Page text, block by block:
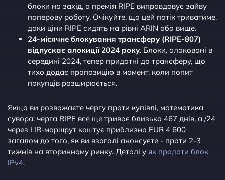
блоки на захід, а премія RIPE виправдовує зайву
паперову роботу. Очікуйте, що цей потік триватиме,
доки ціни RIPE сидять на рівні ARIN або вище.
24-місячне блокування трансферу (RIPE-807)
відпускає алокиції 2024 року. Блоки, алоковані в
середині 2024, тепер придатні до трансферу, що
тихо додає пропозицію в момент, коли попит
покупців розширюється.
Якщо ви розважаєте чергу проти купівлі, математика
сувора: черга RIPE все ще триває близько 467 днів, а /24
через LIR-маршрут коштує приблизно EUR 4 600
загалом до того, як ви взагалі анонсуєте - проти 2-3
тижнів на вторинному ринку. Деталі у як продати блок
IPv4.